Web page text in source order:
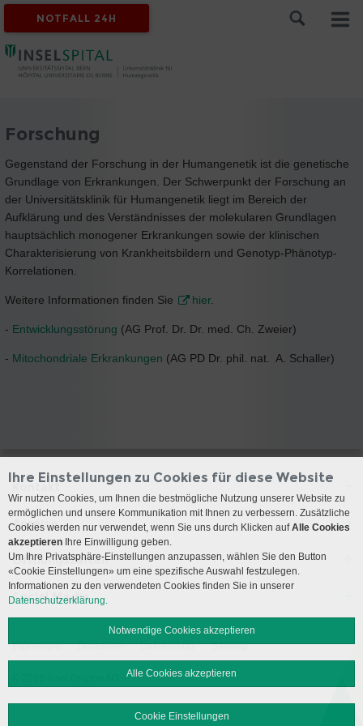
NOTFALL 24H
Forschung
Gegenstand der Forschung in der Humangenetik ist die genetische
Grundlage von Erkrankungen. Der Schwerpunkt der Forschung an
der Universitätsklinik für Humangenetik liegt im Bereich der
Aufklärung und des Verständnisses der molekularen Grundlagen
hauptsächlich monogener Erkrankungen sowie der klinischen
Charakterisierung von Krankheitsbildern und Genotyp-Phänotyp-
Korrelationen.
Weitere Informationen finden Sie hier.
- Entwicklungsstörung (AG Prof. Dr. Dr. med. Ch. Zweier)
- Mitochondriale Erkrankungen (AG PD Dr. phil. nat. A. Schaller)
Kontakt
Anreise
Öffnungszeiten
Social Media
Impressum Disclaimer Datenschutz Sitemap
Ihre Einstellungen zu Cookies für diese Website
Wir nutzen Cookies, um Ihnen die bestmögliche Nutzung unserer Website zu
ermöglichen und unsere Kommunikation mit Ihnen zu verbessern. Zusätzliche
Cookies werden nur verwendet, wenn Sie uns durch Klicken aufAlle Cookies
akzeptieren Ihre Einwilligung geben.
Um Ihre Privatsphäre-Einstellungen anzupassen, wählen Sie den Button
«Cookie Einstellungen» um eine spezifische Auswahl festzulegen.
Informationen zu den verwendeten Cookies finden Sie in unserer
Datenschutzerklärung.
Notwendige Cookies akzeptieren
Alle Cookies akzeptieren
Cookie Einstellungen